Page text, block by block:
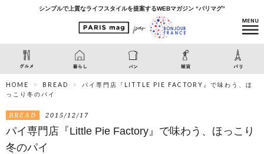
シンプルで上質なライフスタイルを提案するWEBマガジン “パリマグ”
HOME BREAD
パイ専門店『LITTLE PIE FACTORY』で味わう、ほ
っこり冬のパイ
BREAD 2015/12/17
パイ専門店『Little Pie Factory』で味わう、ほっこり
冬のパイ